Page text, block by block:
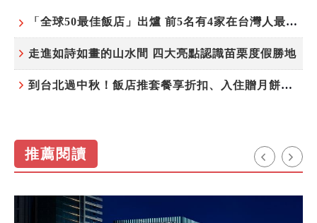
「全球50最佳飯店」出爐 前5名有4家在台灣人最常去的城市！
走進如詩如畫的山水間 四大亮點認識苗栗度假勝地
到台北過中秋！飯店推套餐享折扣、入住贈月餅禮盒
推薦閱讀